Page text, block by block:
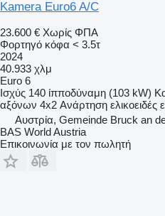
Kamera Euro6 A/C
23.600 € Χωρίς ΦΠΑ
Φορτηγό κόφα < 3.5τ
2024
40.933 χλμ
Euro 6
Ισχύς 140 ίπποδύναμη (103 kW)
αξόνων 4x2 Ανάρτηση ελικοειδές
Αυστρία, Gemeinde Bruck an
BAS World Austria
Επικοινωνία με τον πωλητή